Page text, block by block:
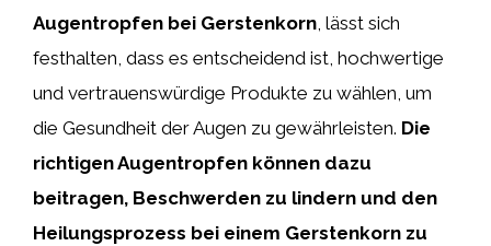
Augentropfen bei Gerstenkorn, lässt sich
festhalten, dass es entscheidend ist, hochwertige
und vertrauenswürdige Produkte zu wählen, um
die Gesundheit der Augen zu gewährleisten. Die
richtigen Augentropfen können dazu
beitragen, Beschwerden zu lindern und den
Heilungsprozess bei einem Gerstenkorn zu